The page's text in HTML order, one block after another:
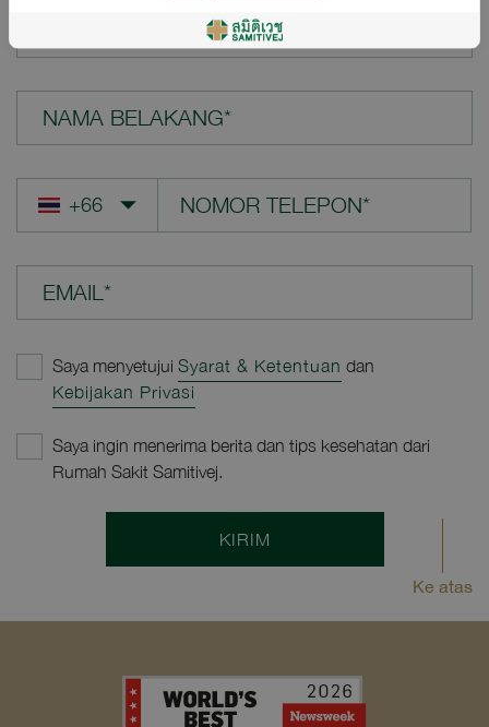
NAMA BELAKANG*
EMAIL*
Saya menyetujui Syarat & Ketentuan dan
Kebijakan Privasi
Saya ingin menerima berita dan tips kesehatan dari
Rumah Sakit Samitivej.
KIRIM
Ke atas